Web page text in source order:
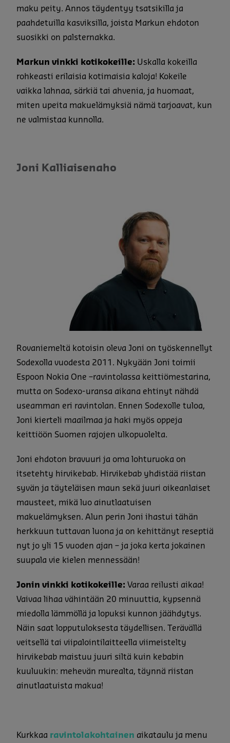
maku peity. Annos täydentyy tsatsikilla ja
paahdetuilla kasviksilla, joista Markun ehdoton
suosikki on palsternakka.
Markun vinkki kotikokeille: Uskalla kokeilla
rohkeasti erilaisia kotimaisia kaloja! Kokeile
vaikka lahnaa, särkiä tai ahvenia, ja huomaat,
miten upeita makuelämyksiä nämä tarjoavat, kun
ne valmistaa kunnolla.
Joni Kalliaisenaho
Rovaniemeltä kotoisin oleva Joni on työskennellyt
Sodexolla vuodesta 2011. Nykyään Joni toimii
Espoon Nokia One –ravintolassa keittiömestarina,
mutta on Sodexo-uransa aikana ehtinyt nähdä
useamman eri ravintolan. Ennen Sodexolle tuloa,
Joni kierteli maailmaa ja haki myös oppeja
keittiöön Suomen rajojen ulkopuolelta.
Joni ehdoton bravuuri ja oma lohturuoka on
itsetehty hirvikebab. Hirvikebab yhdistää riistan
syvän ja täyteläisen maun sekä juuri oikeanlaiset
mausteet, mikä luo ainutlaatuisen
makuelämyksen. Alun perin Joni ihastui tähän
herkkuun tuttavan luona ja on kehittänyt reseptiä
nyt jo yli 15 vuoden ajan – ja joka kerta jokainen
suupala vie kielen mennessään!
Jonin vinkki kotikokeille: Varaa reilusti aikaa!
Vaivaa lihaa vähintään 20 minuuttia, kypsennä
miedolla lämmöllä ja lopuksi kunnon jäähdytys.
Näin saat lopputuloksesta täydellisen. Terävällä
veitsellä tai viipalointilaitteella viimeistelty
hirvikebab maistuu juuri siltä kuin kebabin
kuuluukin: mehevän murealta, täynnä riistan
ainutlaatuista makua!
Kurkkaa ravintolakohtainen aikataulu ja menu